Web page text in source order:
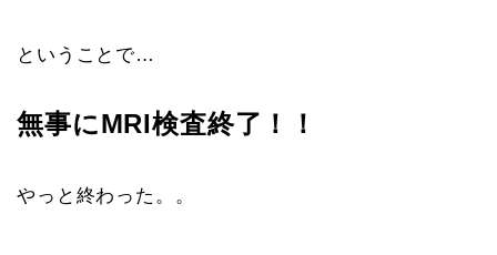
ということで…
無事にMRI検査終了！！
やっと終わった。。